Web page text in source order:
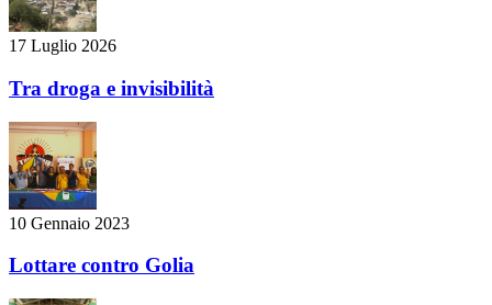
17 Luglio 2026
Tra droga e invisibilità
10 Gennaio 2023
Lottare contro Golia